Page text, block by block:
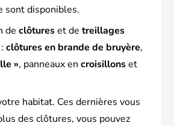
sont disponibles.
de clôtureset de treillages
clôtures en brande de bruyère,
», panneaux en croisillonset
habitat. Ces dernières vous
des clôtures, vous pouvez